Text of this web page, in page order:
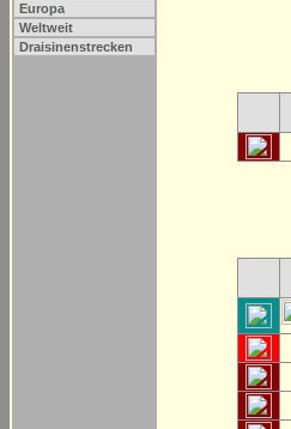
Europa
Weltweit
Draisinenstrecken